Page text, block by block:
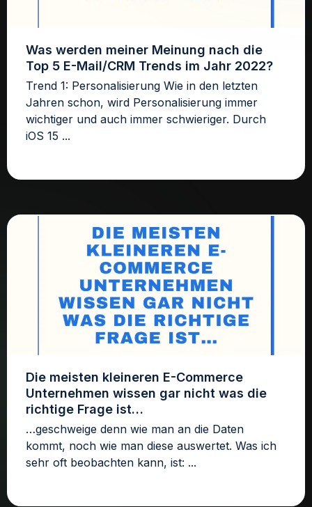
Was werden meiner Meinung nach die
Top 5 E-Mail/CRM Trends im Jahr 2022?
Trend 1: Personalisierung Wie in den letzten
Jahren schon, wird Personalisierung immer
wichtiger und auch immer schwieriger. Durch
iOS 15 ...
Die meisten kleineren E-Commerce
Unternehmen wissen gar nicht was die
richtige Frage ist…
…geschweige denn wie man an die Daten
kommt, noch wie man diese auswertet. Was ich
sehr oft beobachten kann, ist: ...